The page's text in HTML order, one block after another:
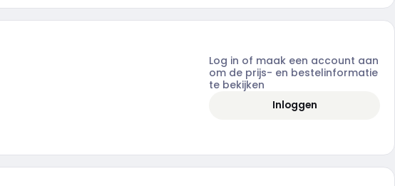
Log in of maak een account aan
om de prijs- en bestelinformatie
te bekijken
Inloggen